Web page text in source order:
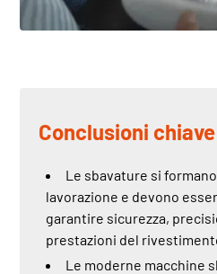
Conclusioni chiave
Le sbavature si
lavorazione e devono
garantire sicurezza,
prestazioni del
Le moderne macchine